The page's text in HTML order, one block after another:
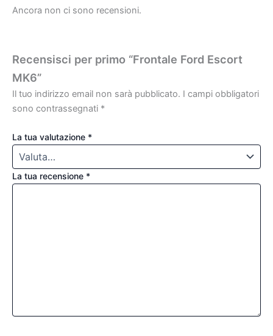
Ancora non ci sono recensioni.
Recensisci per primo “Frontale Ford Escort
MK6”
Il tuo indirizzo email non sarà pubblicato. I campi obbligatori
sono contrassegnati *
La tua valutazione *
La tua recensione *